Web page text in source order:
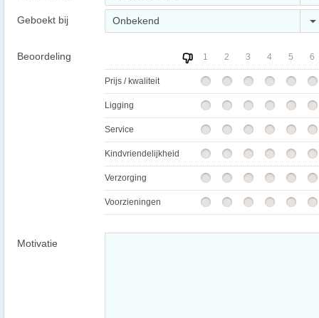
Geboekt bij Onbekend
Beoordeling 1 2 3 4 5 6
Prijs / kwaliteit
Ligging
Service
Kindvriendelijkheid
Verzorging
Voorzieningen
Motivatie